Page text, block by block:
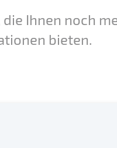
Ihnen noch
bieten.